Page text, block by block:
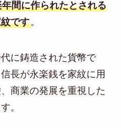
間に作られたとされる
です。
に鋳造された貨幣で
長が永楽銭を家紋に用
商業の発展を重視した
。